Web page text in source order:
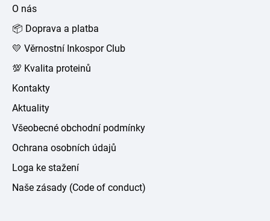
O nás
📦 Doprava a platba
💛 Věrnostní Inkospor Club
💯 Kvalita proteinů
Kontakty
Aktuality
Všeobecné obchodní podmínky
Ochrana osobních údajů
Loga ke stažení
Naše zásady (Code of conduct)